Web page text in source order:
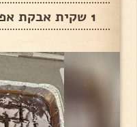
1 שקית אבקת אפייה